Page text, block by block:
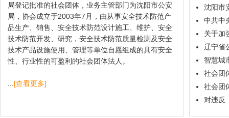
局登记批准的社会团体，业务主管部门为沈阳市公安
局，协会成立于2003年7月，由从事安全技术防范产
品生产、销售、安全技术防范设计施工、维护、安全
技术防范开发、研究，安全技术防范质量检测及安全
技术产品设施使用、管理等单位自愿组成的具有安全
性、行业性的可盈利的社会团体法人。
[查看更多]
沈阳市
中共中
关于加
辽宁省
智慧城
社会团
社会团
对违反